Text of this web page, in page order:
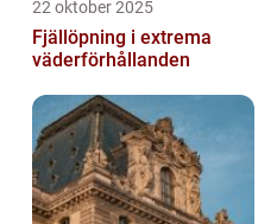
22 oktober 2025
Fjällöpning i extrema
väderförhållanden